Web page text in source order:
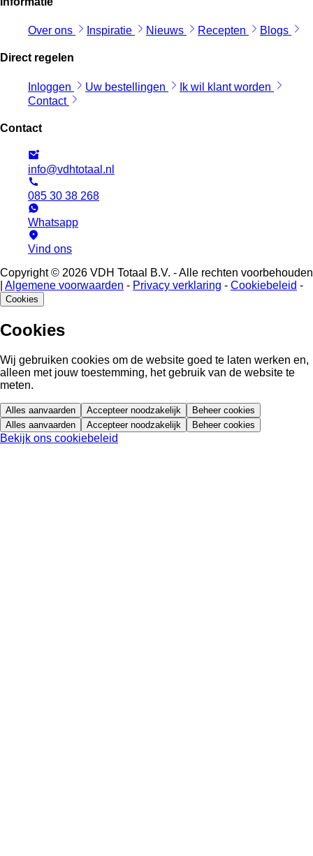
Over ons Inspiratie Nieuws Recepten Blogs
Direct regelen
Inloggen Uw bestellingen
Ik wil klant worden
Contact
Contact
info@vdhtotaal.nl
085 30 38 268
Whatsapp
Vind ons
Copyright © 2026 VDH Totaal B.V. - Alle rechten voorbehouden
Algemene voorwaarden - Privacy verklaring - Cookiebeleid -
Cookies
Cookies
Wij gebruiken cookies om de website goed te laten werken en,
alleen met jouw toestemming, het gebruik van de website te
meten.
Alles aanvaarden Accepteer noodzakelijk
Beheer cookies
Alles aanvaarden
Accepteer noodzakelijk Beheer cookies
Bekijk ons cookiebeleid